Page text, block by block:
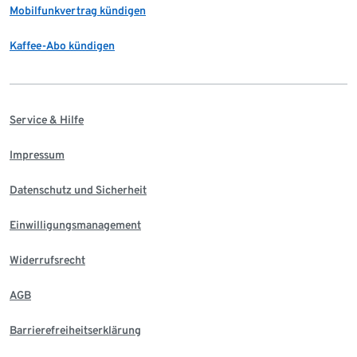
Mobilfunkvertrag kündigen
Kaffee-Abo kündigen
Service & Hilfe
Impressum
Datenschutz und Sicherheit
Einwilligungsmanagement
Widerrufsrecht
AGB
Barrierefreiheitserklärung